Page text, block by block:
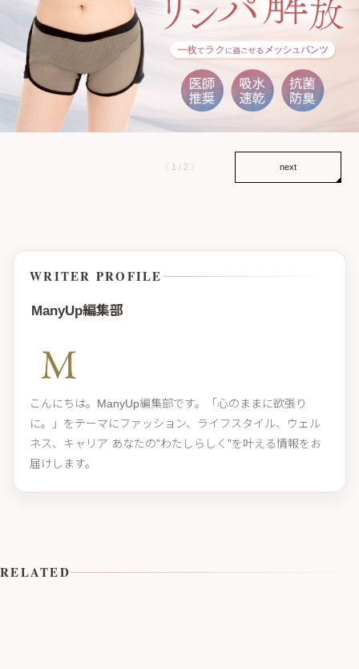
〈 1 / 2 〉 next
WRITER PROFILE
ManyUp編集部
こんにちは。ManyUp編集部です。「心のままに欲張り
に。」をテーマにファッション、ライフスタイル、ウェル
ネス、キャリア あなたの”わたしらしく”を叶える情報をお
届けします。
RELATED